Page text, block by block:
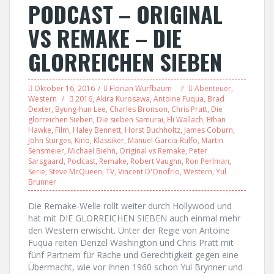
PODCAST – ORIGINAL
VS REMAKE – DIE
GLORREICHEN SIEBEN
Oktober 16, 2016 Florian Wurfbaum Abenteuer,
Western
2016, Akira Kurosawa, Antoine Fuqua, Brad
Dexter, Byung-hun Lee, Charles Bronson, Chris Pratt, Die
glorreichen Sieben, Die sieben Samurai, Eli Wallach, Ethan
Hawke, Film, Haley Bennett, Horst Buchholtz, James Coburn,
John Sturges, Kino, Klassiker, Manuel Garcia-Rulfo, Martin
Sensmeier, Michael Biehn, Original vs Remake, Peter
Sarsgaard, Podcast, Remake, Robert Vaughn, Ron Perlman,
Serie, Steve McQueen, TV, Vincent D'Onofrio, Western, Yul
Brunner
Die Remake-Welle rollt weiter durch Hollywood und
hat mit DIE GLORREICHEN SIEBEN auch einmal mehr
den Western erwischt. Unter der Regie von Antoine
Fuqua reiten Denzel Washington und Chris Pratt mit
fünf Partnern für Rache und Gerechtigkeit gegen eine
Übermacht, wie vor ihnen 1960 schon Yul Brynner und